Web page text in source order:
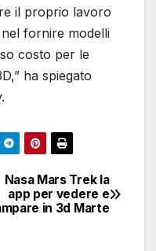
il proprio lavoro
fornire modelli
costo per le
ha spiegato
Nasa Mars Trek la
app per vedere e
in 3d Marte